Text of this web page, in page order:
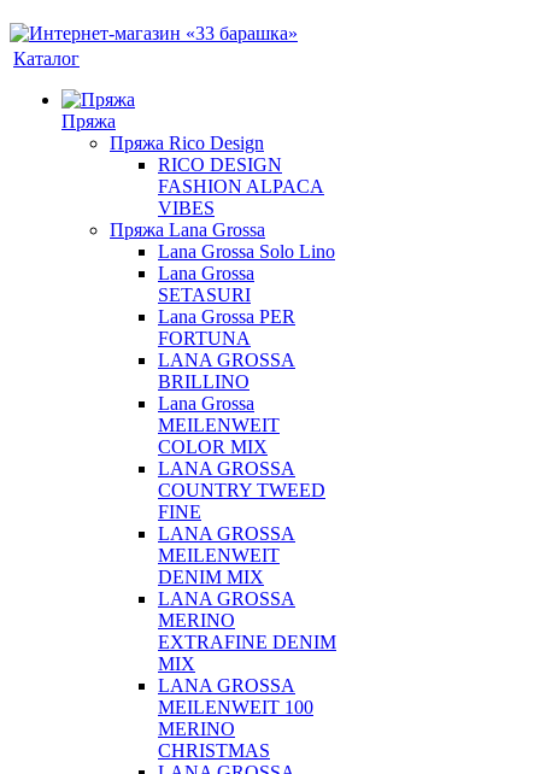
Каталог
Пряжа
Пряжа Rico Design
RICO DESIGN
FASHION ALPACA
VIBES
Пряжа Lana Grossa
Lana Grossa Solo Lino
Lana Grossa
SETASURI
Lana Grossa PER
FORTUNA
LANA GROSSA
BRILLINO
Lana Grossa
MEILENWEIT
COLOR MIX
LANA GROSSA
COUNTRY TWEED
FINE
LANA GROSSA
MEILENWEIT
DENIM MIX
LANA GROSSA
MERINO
EXTRAFINE DENIM
MIX
LANA GROSSA
MEILENWEIT 100
MERINO
CHRISTMAS